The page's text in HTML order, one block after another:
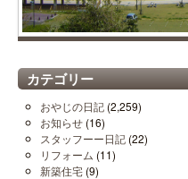
カテゴリー
おやじの日記 (2,259)
お知らせ (16)
スタッフーー日記 (22)
リフォーム (11)
新築住宅 (9)